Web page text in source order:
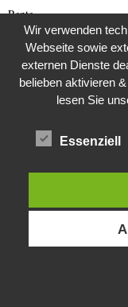
Rente
Restaurants
Rezepte
Romance Scam (Deutsch)
Romance Scamming
Rote Armee Fraktion
Russland
Scammer Alarm
Diese Website
Website stimmst du der
Wir verwenden
Webseite sowie
externen Dienste
belieben aktivieren
lesen Sie
Essenziell